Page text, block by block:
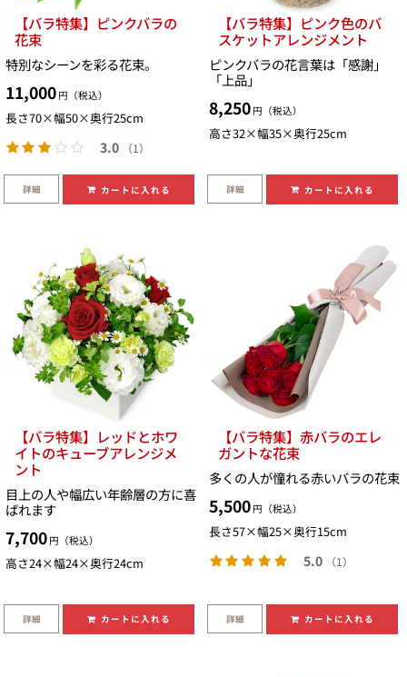
【バラ特集】ピンクバラの
花束
特別なシーンを彩る花束。
11,000 円（税込）
長さ70×幅50×奥行25cm
3.0 （1）
詳細 カートに入れる
【バラ特集】ピンク色のバ
スケットアレンジメント
ピンクバラの花言葉は「感謝」
「上品」
8,250 円（税込）
高さ32×幅35×奥行25cm
詳細 カートに入れる
【バラ特集】レッドとホワ
イトのキューブアレンジメ
ント
目上の人や幅広い年齢層の方に喜
ばれます
7,700 円（税込）
高さ24×幅24×奥行24cm
詳細 カートに入れる
【バラ特集】赤バラのエレ
ガントな花束
多くの人が憧れる赤いバラの花束
5,500 円（税込）
長さ57×幅25×奥行15cm
5.0 （1）
詳細 カートに入れる